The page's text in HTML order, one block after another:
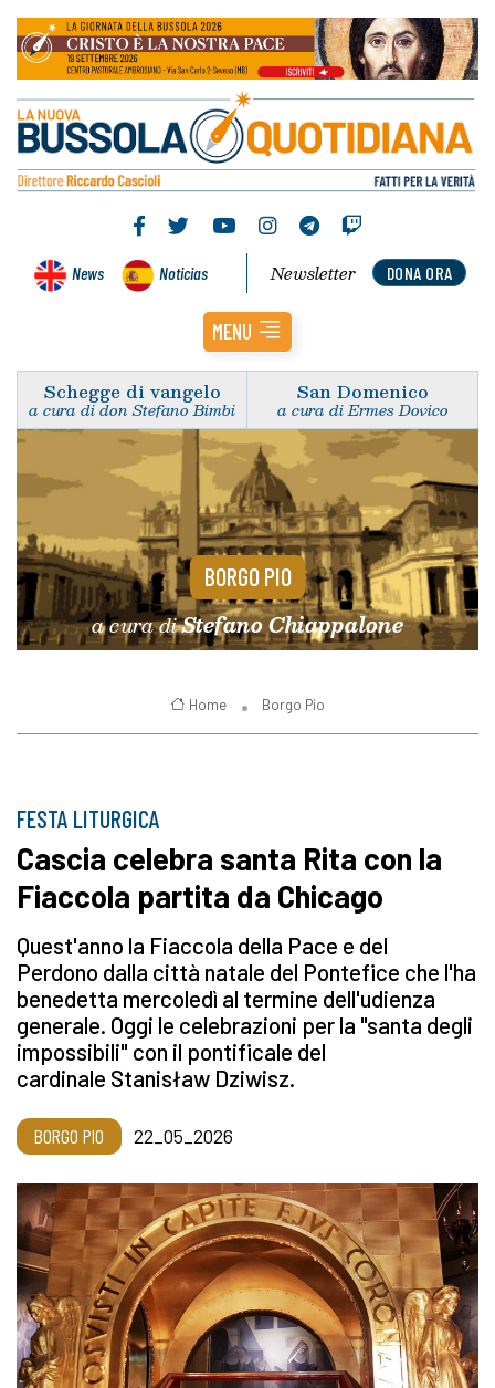
News Noticias DONA ORA
Newsletter
MENU
Schegge di vangelo
a cura di don Stefano Bimbi
San Domenico
a cura di Ermes Dovico
BORGO PIO
a cura diStefano Chiappalone
Home Borgo Pio
FESTA LITURGICA
Cascia celebra santa Rita con la
Fiaccola partita da Chicago
Quest'anno la Fiaccola della Pace e del
Perdono dalla città natale del Pontefice che l'ha
benedetta mercoledì al termine dell'udienza
generale. Oggi le celebrazioni per la "santa degli
impossibili" con il pontificale del
cardinale Stanisław Dziwisz.
BORGO PIO 22_05_2026